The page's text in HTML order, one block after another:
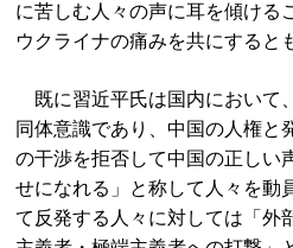
に苦しむ人々の声に耳を傾ける
ウクライナの痛みを共にすると
既に習近平氏は国内において
同体意識であり、中国の人権と
の干渉を拒否して中国の正しい
せになれる」と称して人々を動
て反発する人々に対しては「外